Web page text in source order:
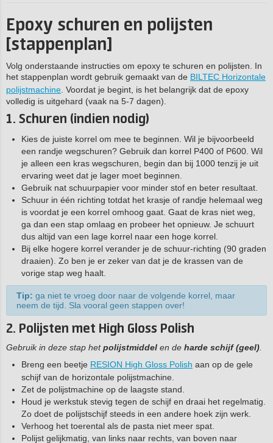
Epoxy schuren en polijsten
[stappenplan]
Volg onderstaande instructies om epoxy te schuren en polijsten. In
het stappenplan wordt gebruik gemaakt van de BILTEC Horizontale
polijstmachine . Voordat je begint, is het belangrijk dat de epoxy
volledig is uitgehard (vaak na 5-7 dagen).
1. Schuren (indien nodig)
Kies de juiste korrel om mee te beginnen. Wil je bijvoorbeeld
een randje wegschuren? Gebruik dan korrel P400 of P600. Wil
je alleen een kras wegschuren, begin dan bij 1000 tenzij je uit
ervaring weet dat je lager moet beginnen.
Gebruik nat schuurpapier voor minder stof en beter resultaat.
Schuur in één richting totdat het krasje of randje helemaal weg
is voordat je een korrel omhoog gaat. Gaat de kras niet weg,
ga dan een stap omlaag en probeer het opnieuw. Je schuurt
dus altijd van een lage korrel naar een hoge korrel.
Bij elke hogere korrel verander je de schuur-richting (90 graden
draaien). Zo ben je er zeker van dat je de krassen van de
vorige stap weg haalt.
Tip: ga niet te vroeg door naar de volgende korrel, maar
neem de tijd. Sla vooral geen stappen over!
2. Polijsten met High Gloss Polish
Gebruik in deze stap hetpolijstmiddel en de harde schijf (geel)
Breng een beetje RESION High Gloss Polish aan op de gele
schijf van de horizontale polijstmachine.
Zet de polijstmachine op de laagste stand.
Houd je werkstuk stevig tegen de schijf en draai het regelmatig.
Zo doet de polijstschijf steeds in een andere hoek zijn werk.
Verhoog het toerental als de pasta niet meer spat.
Polijst gelijkmatig, van links naar rechts, van boven naar